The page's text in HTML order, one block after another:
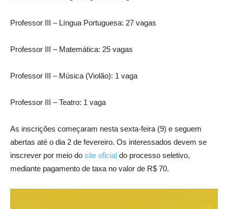
Professor III – Língua Portuguesa: 27 vagas
Professor III – Matemática: 25 vagas
Professor III – Música (Violão): 1 vaga
Professor III – Teatro: 1 vaga
As inscrições começaram nesta sexta-feira (9) e seguem
abertas até o dia 2 de fevereiro. Os interessados devem se
inscrever por meio do site oficial do processo seletivo,
mediante pagamento de taxa no valor de R$ 70.